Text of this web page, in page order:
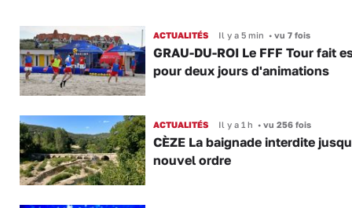
ACTUALITÉS Il y a 5 min •vu 7 fois
GRAU-DU-ROI Le FFF Tour fait
pour deux jours d'animations
ACTUALITÉS Il y a 1 h •vu 256 fois
CÈZE La baignade interdite
nouvel ordre